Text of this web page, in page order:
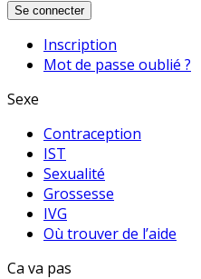
Se connecter
Inscription
Mot de passe oublié ?
Sexe
Contraception
IST
Sexualité
Grossesse
IVG
Où trouver de l’aide
Ca va pas